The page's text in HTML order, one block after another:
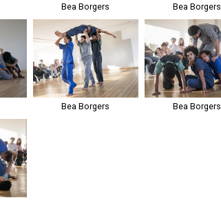
Bea Borgers Bea Borgers
Bea Borgers Bea Borgers